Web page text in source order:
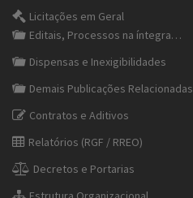
Licitações em Geral
Editais, Processos na íntegra…
Dispensas e Inexigibilidades
Demais Publicações Relacionadas
Contratos e Aditivos
Relatórios (RGF / RREO)
Decretos e Portarias